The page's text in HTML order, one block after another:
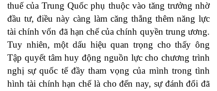
thuế của Trung Quốc phụ thuộc vào tăng trưởng nhờ
đầu tư, điều này càng làm căng thẳng thêm năng lực
tài chính vốn đã hạn chế của chính quyền trung ương.
Tuy nhiên, một dấu hiệu quan trọng cho thấy ông
Tập quyết tâm huy động nguồn lực cho chương trình
nghị sự quốc tế đầy tham vọng của mình trong tình
hình tài chính hạn chếlà cho đến nay, sự đánh đổi đã